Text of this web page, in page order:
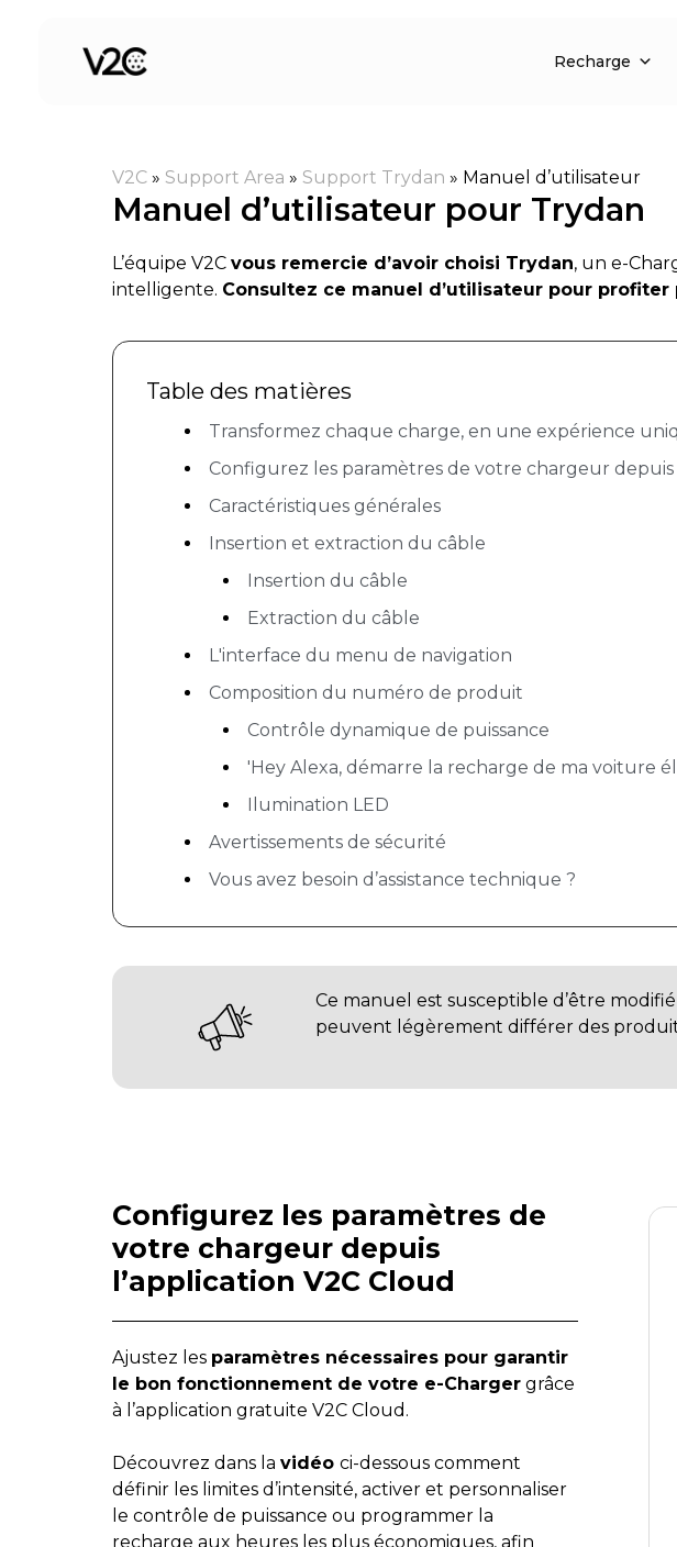
Recharge
V2C » Support Area » Support Trydan » Manuel d’utilisateur
Manuel d’utilisateur pour Trydan
L’équipe V2C vous remercie d’avoir choisi Trydan, un e-
intelligente. Consultez ce manuel d’utilisateur pour
Table des matières
Transformez chaque charge, en une expérience
Configurez les paramètres de votre chargeur depuis
Caractéristiques générales
Insertion et extraction du câble
Insertion du câble
Extraction du câble
L'interface du menu de navigation
Composition du numéro de produit
Contrôle dynamique de puissance
'Hey Alexa, démarre la recharge de ma voiture
Ilumination LED
Avertissements de sécurité
Vous avez besoin d’assistance technique ?
Ce manuel est susceptible d’être
peuvent légèrement différer des
Configurez les paramètres de
votre chargeur depuis
l’application V2C Cloud
Ajustez les paramètres nécessaires pour garantir
le bon fonctionnement de votre e-Charger grâce
à l’application gratuite V2C Cloud.
Découvrez dans la vidéo ci-dessous comment
définir les limites d’intensité, activer et personnaliser
le contrôle de puissance ou programmer la
recharge aux heures les plus économiques, afin